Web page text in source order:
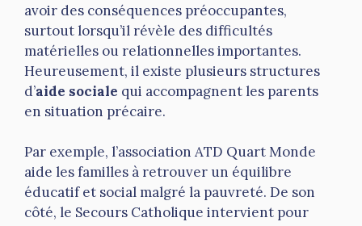
avoir des conséquences préoccupantes,
surtout lorsqu’il révèle des difficultés
matérielles ou relationnelles importantes.
Heureusement, il existe plusieurs structures
d’aide sociale qui accompagnent les parents
en situation précaire.
Par exemple, l’association ATD Quart Monde
aide les familles à retrouver un équilibre
éducatif et social malgré la pauvreté. De son
côté, le Secours Catholique intervient pour